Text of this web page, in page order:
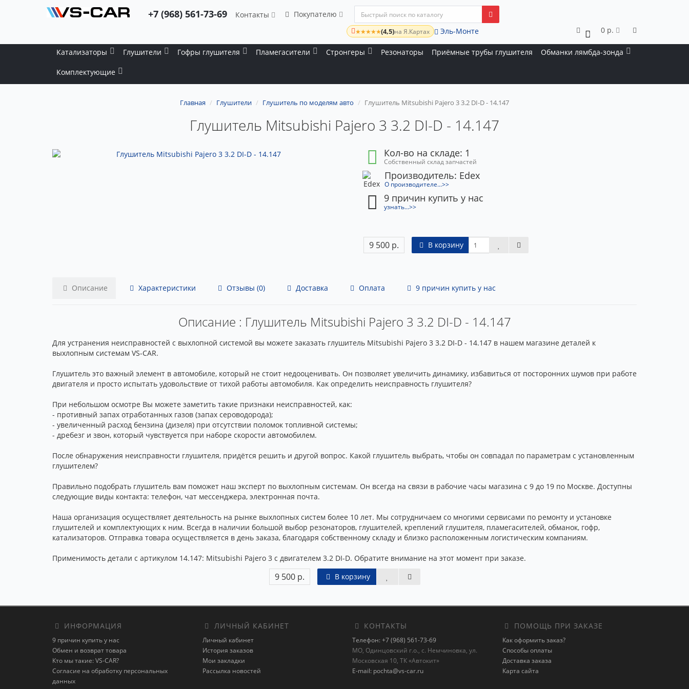
+7 (968) 561-73-69 Контакты Покупателю
★★★★★(4,5)на Я.Картах Эль-Монте 0 0 р.
Катализаторы Глушители Гофры глушителя Пламегасители Стронгеры Резонаторы Приёмные трубы глушителя Обманки лямбда-зонда
Комплектующие
Главная Глушители Глушитель по моделям авто Глушитель Mitsubishi Pajero 3 3.2 DI-D - 14.147
Глушитель Mitsubishi Pajero 3 3.2 DI-D - 14.147
Кол-во на складе: 1
Собственный склад запчастей
Производитель: Edex
О производителе...>>
9 причин купить у нас
узнать...>>
9 500 р. В корзину
Описание Характеристики Отзывы (0) Доставка Оплата 9 причин купить у нас
Описание : Глушитель Mitsubishi Pajero 3 3.2 DI-D - 14.147
Для устранения неисправностей с выхлопной системой вы можете заказать глушитель Mitsubishi Pajero 3 3.2 DI-D - 14.147 в нашем магазине деталей к
выхлопным системам VS-CAR.
Глушитель это важный элемент в автомобиле, который не стоит недооценивать. Он позволяет увеличить динамику, избавиться от посторонних шумов при работе
двигателя и просто испытать удовольствие от тихой работы автомобиля. Как определить неисправность глушителя?
При небольшом осмотре Вы можете заметить такие признаки неисправностей, как:
- противный запах отработанных газов (запах сероводорода);
- увеличенный расход бензина (дизеля) при отсутствии поломок топливной системы;
- дребезг и звон, который чувствуется при наборе скорости автомобилем.
После обнаружения неисправности глушителя, придётся решить и другой вопрос. Какой глушитель выбрать, чтобы он совпадал по параметрам с установленным
глушителем?
Правильно подобрать глушитель вам поможет наш эксперт по выхлопным системам. Он всегда на связи в рабочие часы магазина с 9 до 19 по Москве. Доступны
следующие виды контакта: телефон, чат мессенджера, электронная почта.
Наша организация осуществляет деятельность на рынке выхлопных систем более 10 лет. Мы сотрудничаем со многими сервисами по ремонту и установке
глушителей и комплектующих к ним. Всегда в наличии большой выбор резонаторов, глушителей, креплений глушителя, пламегасителей, обманок, гофр,
катализаторов. Отправка товара осуществляется в день заказа, благодаря собственному складу и близко расположенным логистическим компаниям.
Применимость детали с артикулом 14.147: Mitsubishi Pajero 3 с двигателем 3.2 DI-D. Обратите внимание на этот момент при заказе.
9 500 р. В корзину
ИНФОРМАЦИЯ
9 причин купить у нас
Обмен и возврат товара
Кто мы такие: VS-CAR?
Согласие на обработку персональных
данных
ЛИЧНЫЙ КАБИНЕТ
Личный кабинет
История заказов
Мои закладки
Рассылка новостей
КОНТАКТЫ
Телефон: +7 (968) 561-73-69
МО, Одинцовский г.о., с. Немчиновка, ул.
Московская 10, ТК «Автокит»
E-mail: pochta@vs-car.ru
ПОМОЩЬ ПРИ ЗАКАЗЕ
Как оформить заказ?
Способы оплаты
Доставка заказа
Карта сайта